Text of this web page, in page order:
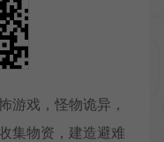
游戏，怪物诡异，
集物资，建造避难